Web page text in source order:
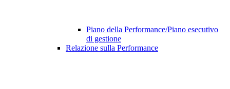
Piano della Performance/Piano esecutivo
di gestione
Relazione sulla Performance